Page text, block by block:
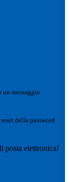
un messaggio
della password
posta elettronica!